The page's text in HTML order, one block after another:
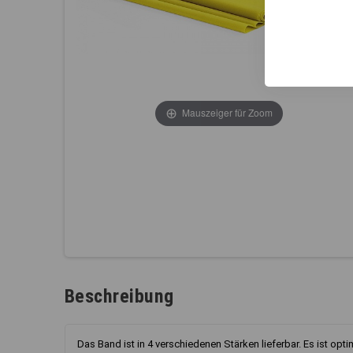
Mauszeiger für Zoom
Beschreibung
Das Band ist in 4 verschiedenen Stärken lieferbar. Es ist